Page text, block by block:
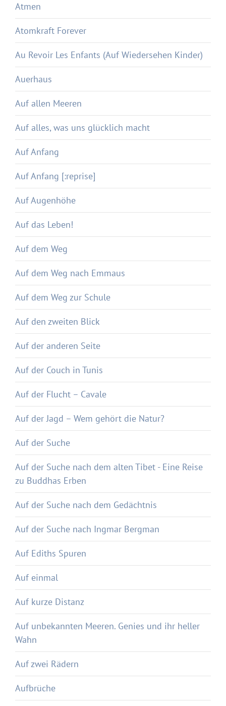
Atmen
Atomkraft Forever
Au Revoir Les Enfants (Auf Wiedersehen Kinder)
Auerhaus
Auf allen Meeren
Auf alles, was uns glücklich macht
Auf Anfang
Auf Anfang [:reprise]
Auf Augenhöhe
Auf das Leben!
Auf dem Weg
Auf dem Weg nach Emmaus
Auf dem Weg zur Schule
Auf den zweiten Blick
Auf der anderen Seite
Auf der Couch in Tunis
Auf der Flucht – Cavale
Auf der Jagd – Wem gehört die Natur?
Auf der Suche
Auf der Suche nach dem alten Tibet - Eine Reise
zu Buddhas Erben
Auf der Suche nach dem Gedächtnis
Auf der Suche nach Ingmar Bergman
Auf Ediths Spuren
Auf einmal
Auf kurze Distanz
Auf unbekannten Meeren. Genies und ihr heller
Wahn
Auf zwei Rädern
Aufbrüche